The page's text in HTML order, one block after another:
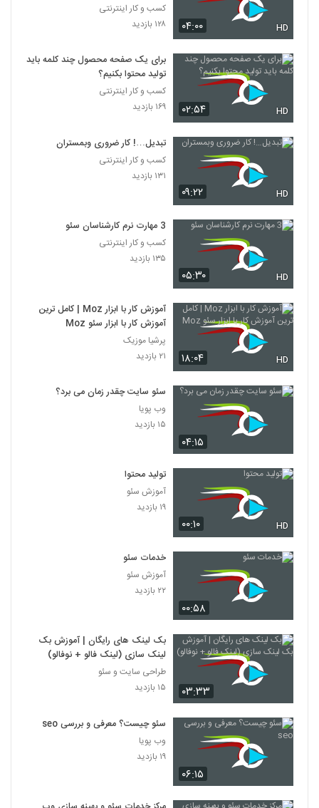
۰۴:۰۰ HD
کسب و کار اینترنتی
۱۲۸ بازدید
۰۲:۵۴ HD
برای یک صفحه محصول چند کلمه باید
تولید محتوا بکنیم؟
کسب و کار اینترنتی
۱۶۹ بازدید
۰۹:۲۲ HD
تبدیل…! کار ضروری وبمستران
کسب و کار اینترنتی
۱۳۱ بازدید
۰۵:۳۰ HD
3 مهارت نرم کارشناسان سئو
کسب و کار اینترنتی
۱۳۵ بازدید
۱۸:۰۴ HD
آموزش کار با ابزار Moz | کامل ترین
آموزش کار با ابزار سئو Moz
پرشیا موزیک
۲۱ بازدید
۰۴:۱۵
سئو سایت چقدر زمان می برد؟
وب پویا
۱۵ بازدید
۰۰:۱۰ HD
تولید محتوا
آموزش سئو
۱۹ بازدید
۰۰:۵۸
خدمات سئو
آموزش سئو
۲۲ بازدید
۰۳:۳۳
بک لینک های رایگان | آموزش بک
لینک سازی (لینک فالو + نوفالو)
طراحی سایت و سئو
۱۵ بازدید
۰۶:۱۵
سئو چیست؟ معرفی و بررسی seo
وب پویا
۱۹ بازدید